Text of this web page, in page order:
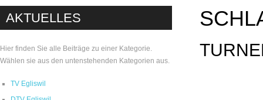
AKTUELLES
Hier finden Sie alle Beiträge zu einer Kategorie.
Wählen sie aus den untenstehenden Kategorien aus.
TV Egliswil